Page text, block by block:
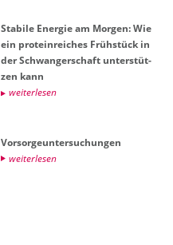
Sta­bi­le En­er­gie am Mor­gen: Wie
ein pro­te­in­rei­ches Früh­stück in
der Schwan­ger­schaft un­ter­stüt­
zen kann
wei­ter­le­sen
Vor­sor­ge­un­ter­su­chun­gen
wei­ter­le­sen